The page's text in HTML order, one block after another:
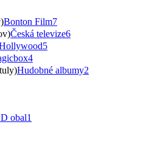
Bonton Film7
Česká televize6
5
4
Hudobné albumy2
obal1